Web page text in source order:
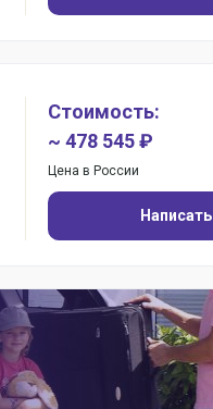
Стоимость:
~ 478 545 ₽
Цена в России
Написать